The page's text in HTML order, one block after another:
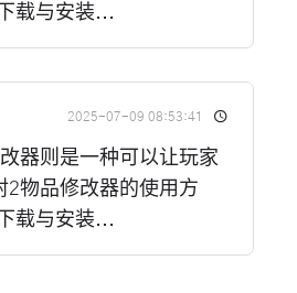
载与安装...
2025-07-09 08:53:41
器则是一种可以让玩家
2物品修改器的使用方
载与安装...